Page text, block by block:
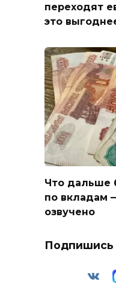
переходят
это
Что дальше
по вкладам
озвучено
Подпишись